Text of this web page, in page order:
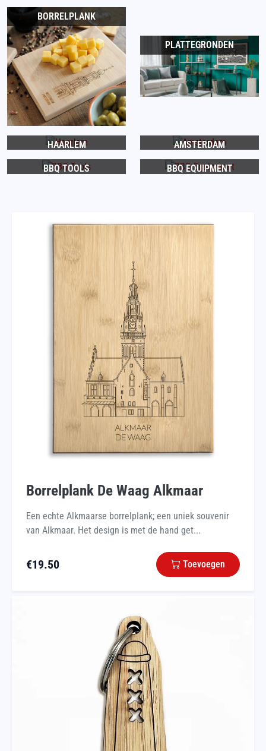
BORRELPLANK
PLATTEGRONDEN
HAARLEM AMSTERDAM
BBQ TOOLS BBQ EQUIPMENT
Borrelplank De Waag Alkmaar
Een echte Alkmaarse borrelplank; een uniek souvenir
van Alkmaar. Het design is met de hand get...
€19.50 Toevoegen